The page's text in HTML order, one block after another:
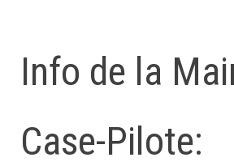
Info de la
Case-Pilote: